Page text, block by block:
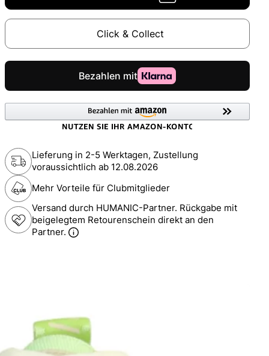
Click & Collect
Lieferung in 2-5 Werktagen, Zustellung
voraussichtlich ab 12.08.2026
Mehr Vorteile für Clubmitglieder
Versand durch HUMANIC-Partner. Rückgabe mit
beigelegtem Retourenschein direkt an den
Partner.